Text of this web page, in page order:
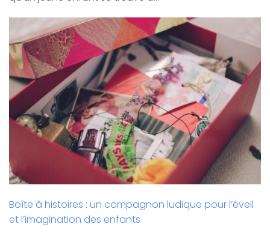
Boîte à histoires : un compagnon ludique pour l’éveil
et l’imagination des enfants